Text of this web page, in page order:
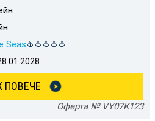
Seas
ПОВЕЧЕ
Оферта № VY07K123